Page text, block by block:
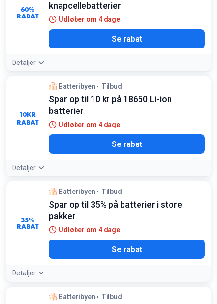
60%
RABAT
knapcellebatterier
Udløber om 4 dage
Se rabat
Detaljer
10KR
RABAT
Batteribyen Tilbud
Spar op til 10 kr på 18650 Li-ion
batterier
Udløber om 4 dage
Se rabat
Detaljer
35%
RABAT
Batteribyen Tilbud
Spar op til 35% på batterier i store
pakker
Udløber om 4 dage
Se rabat
Detaljer
Batteribyen Tilbud